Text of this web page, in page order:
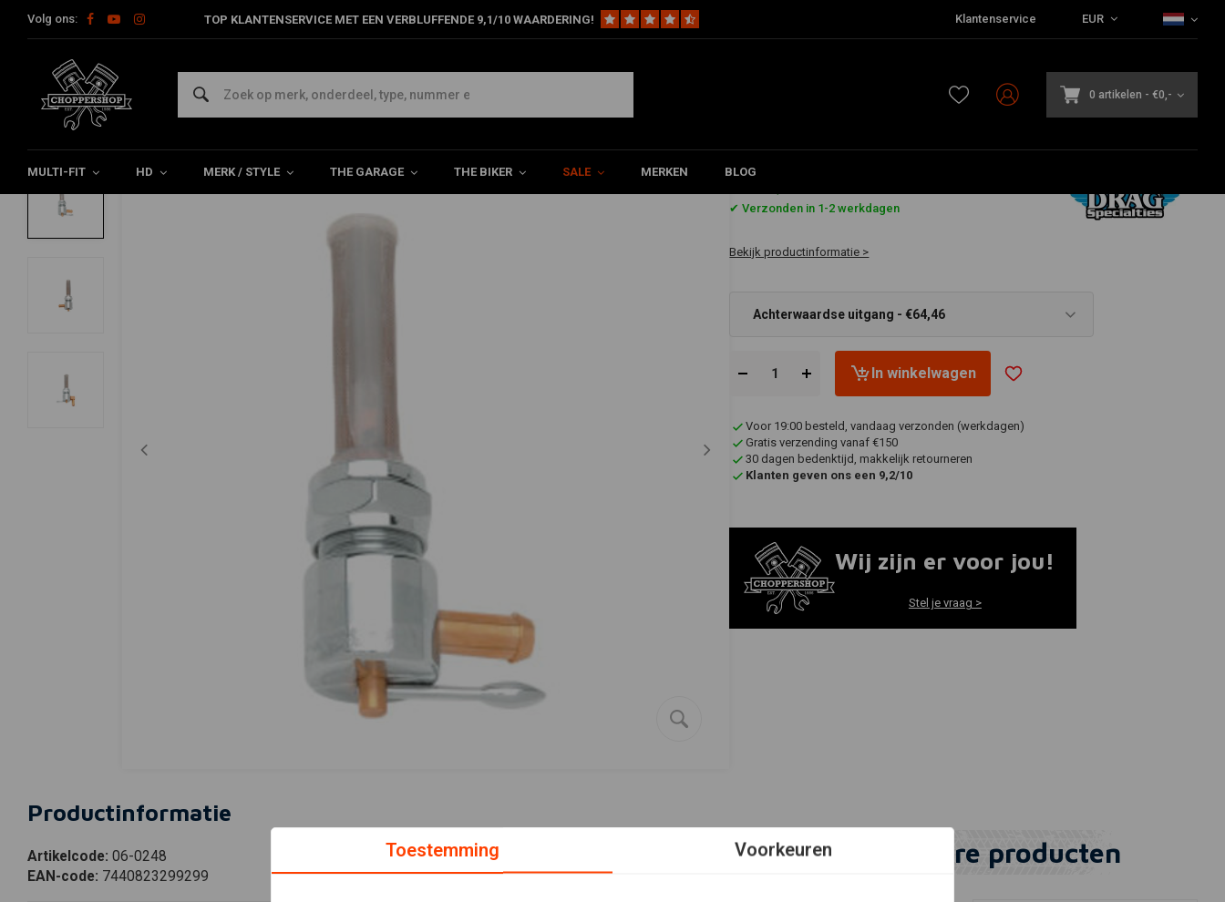
Volg ons: TOP KLANTENSERVICE MET EEN VERBLUFFENDE 9,1/10 WAARDERING! Klantenservice EUR
0 artikelen - €0,-
MULTI-FIT HD MERK / STYLE THE GARAGE THE BIKER SALE MERKEN BLOG
Home Multi-fit Tanks en Toebehoren Benzinekraan 22mm High-Flow Benzinekraan Chrome ( Selecteer hoek )
DRAG SPECIALTIES
22mm High-Flow Benzinekraan Chrome ( Selecteer hoek )
€64,46
✔ Verzonden in 1-2 werkdagen
Bekijk productinformatie >
Achterwaardse uitgang - €64,46
In winkelwagen
Voor 19:00 besteld, vandaag verzonden (werkdagen)
Gratis verzending vanaf €150
30 dagen bedenktijd, makkelijk retourneren
Klanten geven ons een 9,2/10
Wij zijn er voor jou!
Stel je vraag >
Productinformatie
Artikelcode: 06-0248
EAN-code: 7440823299299
Vergelijkbare producten
Toestemming Voorkeuren